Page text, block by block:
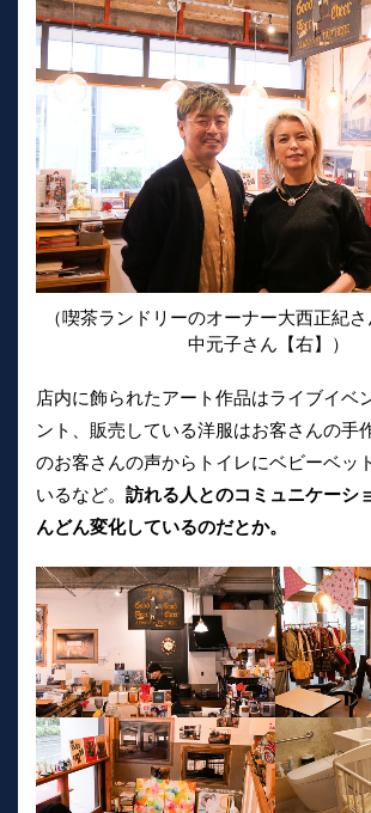
（喫茶ランドリーのオーナー大西正紀
中元子さん【右】）
店内に飾られたアート作品はライブイベ
ント、販売している洋服はお客さんの手
のお客さんの声からトイレにベビーベッ
いるなど。 訪れる人とのコミュニケーシ
んどん変化しているのだとか。